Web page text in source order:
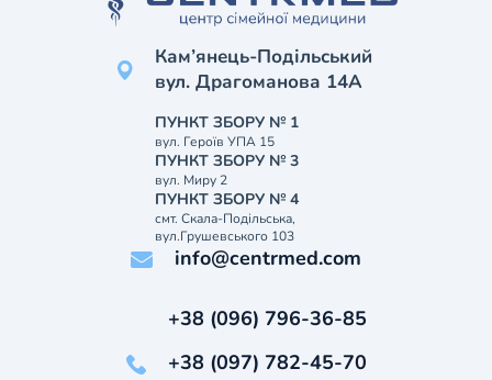
Кам’янець-Подільський
вул. Драгоманова 14А
ПУНКТ ЗБОРУ № 1
вул. Героїв УПА 15
ПУНКТ ЗБОРУ № 3
вул. Миру 2
ПУНКТ ЗБОРУ № 4
смт. Скала-Подільська,
вул.Грушевського 103
info@centrmed.com
+38 (096) 796-36-85
+38 (097) 782-45-70